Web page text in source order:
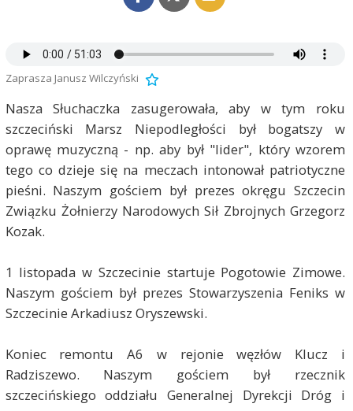
Zaprasza Janusz Wilczyński
Nasza Słuchaczka zasugerowała, aby w tym roku
szczeciński Marsz Niepodległości był bogatszy w
oprawę muzyczną - np. aby był "lider", który wzorem
tego co dzieje się na meczach intonował patriotyczne
pieśni. Naszym gościem był prezes okręgu Szczecin
Związku Żołnierzy Narodowych Sił Zbrojnych Grzegorz
Kozak.
1 listopada w Szczecinie startuje Pogotowie Zimowe.
Naszym gościem był prezes Stowarzyszenia Feniks w
Szczecinie Arkadiusz Oryszewski.
Koniec remontu A6 w rejonie węzłów Klucz i
Radziszewo. Naszym gościem był rzecznik
szczecińskiego oddziału Generalnej Dyrekcji Dróg i